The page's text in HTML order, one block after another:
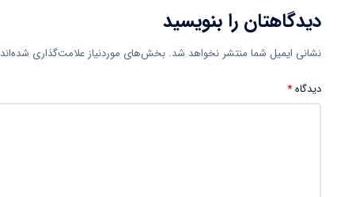
دیدگاهتان را بنویسید
نشانی ایمیل شما منتشر نخواهد شد. بخش‌های موردنیاز علامت‌گذاری شده‌اند
دیدگاه*